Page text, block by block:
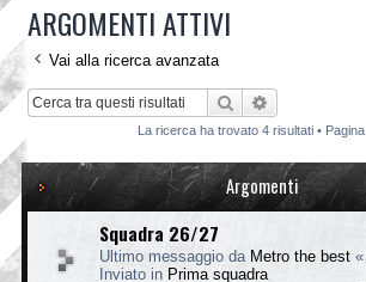
ARGOMENTI ATTIVI
Vai alla ricerca avanzata
Cerca
La ricerca ha trovato 4 risultati • Pagina
Argomenti
Squadra 26/27
Ultimo messaggio da Metro the best «
Inviato in Prima squadra